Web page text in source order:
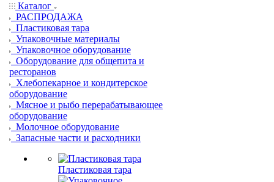
Каталог
РАСПРОДАЖА
Пластиковая тара
Упаковочные материалы
Упаковочное оборудование
Оборудование для общепита и
ресторанов
Хлебопекарное и кондитерское
оборудование
Мясное и рыбо перерабатывающее
оборудование
Молочное оборудование
Запасные части и расходники
Пластиковая тара